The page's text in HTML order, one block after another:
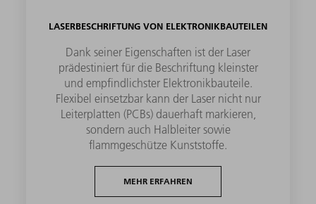
LASERBESCHRIFTUNG VON ELEKTRONIKBAUTEILEN
Dank seiner Eigenschaften ist der Laser
prädestiniert für die Beschriftung kleinster
und empfindlichster Elektronikbauteile.
Flexibel einsetzbar kann der Laser nicht nur
Leiterplatten (PCBs) dauerhaft markieren,
sondern auch Halbleiter sowie
flammgeschütze Kunststoffe.
MEHR ERFAHREN